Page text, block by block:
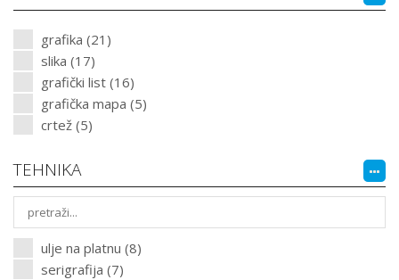
grafika (21)
slika (17)
grafički list (16)
grafička mapa (5)
crtež (5)
TEHNIKA
ulje na platnu (8)
serigrafija (7)